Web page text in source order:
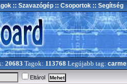
:: Szavazógép :: Csoportok :: Segítség
20683 Tagok: 113768 Legújabb tag:
Eltárol